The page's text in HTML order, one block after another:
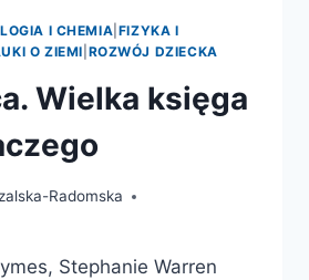
I CHEMIA FIZYKA I
O ZIEMI ROZWÓJ DZIECKA
Wielka księga
Radomska
Stephanie Warren